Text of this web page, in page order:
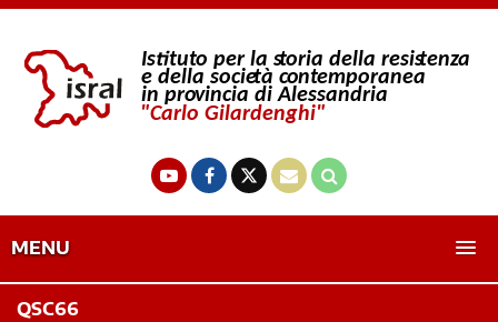
MENU
QSC66